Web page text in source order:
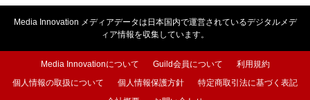
Media Innovation メディアデータは日本国内で運営されているデジタルメデ
ィア情報を収集しています。
Media Innovationについて Guild会員について 利用規約
個人情報の取扱について 個人情報保護方針 特定商取引法に基づく表記